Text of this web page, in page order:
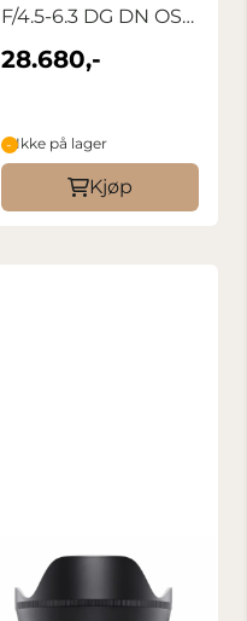
F/4.5-6.3 DG DN OS
Sports Sony ...
28.680,-
Ikke på lager
Kjøp